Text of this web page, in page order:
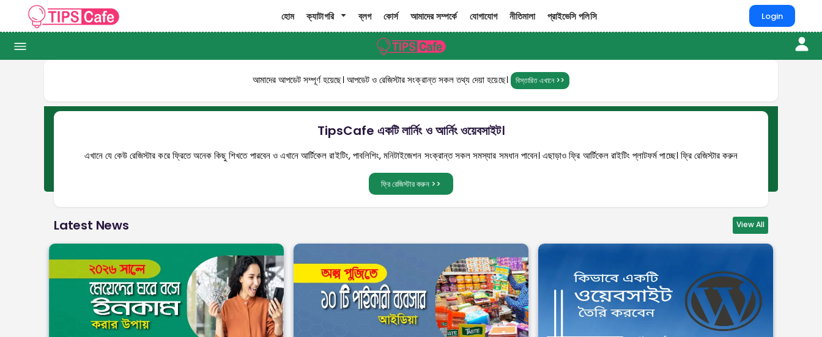
হোম ক্যাটাগরি ব্লগ কোর্স আমাদের সম্পর্কে যোগাযোগ নীতিমালা প্রাইভেসি পলিসি Login
আমাদের আপডেট সম্পূর্ণ হয়েছে। আপডেট ও রেজিস্টার সংক্রান্ত সকল তথ্য দেয়া হয়েছে। ‍ বিস্তারিত এখানে >>
TipsCafe একটি লার্নিং ও আর্নিং ওয়েবসাইট।
এখানে যে কেউ রেজিস্টার করে ফ্রিতে অনেক কিছু শিখতে পারবেন ও এখানে আর্টিকেল রাইটিং, পাবলিশিং, মনিটাইজেশন সংক্রান্ত সকল সমস্যার সমধান পাবেন। এছাড়াও ফ্রি আর্টিকেল রাইটিং প্লাটফর্ম পাচ্ছে। ফ্রি রেজিস্টার করুন
ফ্রি রেজিস্টার করুন >>
Latest News View All